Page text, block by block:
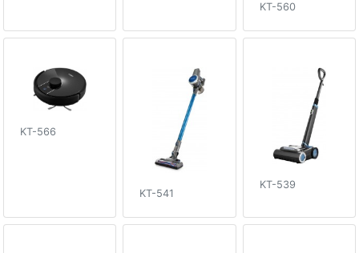
KT-560
KT-566
KT-541
KT-539